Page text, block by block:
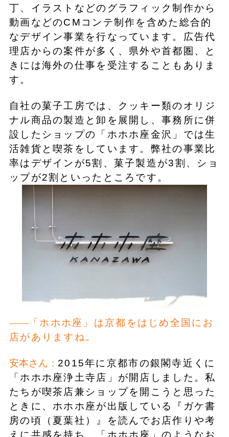
丁、イラストなどのグラフィック制作から
動画などのCMコンテ制作を含めた総合的
なデザイン事業を行なっています。広告代
理店からの案件が多く、県外や首都圏、と
きには海外の仕事を受注することもありま
す。
自社の菓子工房では、クッキー類のオリジ
ナル商品の製造と卸を展開し、事務所に併
設したショップの「ホホホ座金沢」では生
活雑貨と喫茶をしています。弊社の事業比
率はデザインが5割、菓子製造が3割、ショ
ップが2割といったところです。
「ホホホ座」は京都をはじめ全国にお
店がありますね。
安本さん： 2015年に京都市の銀閣寺近くに
「ホホホ座浄土寺店」が開店しました。私
たちが喫茶店兼ショップを開こうと思った
ときに、ホホホ座が出版している『ガケ書
房の頃（夏葉社）』を読んでお店作りや考
えに共感を持ち、「ホホホ座」のようなお